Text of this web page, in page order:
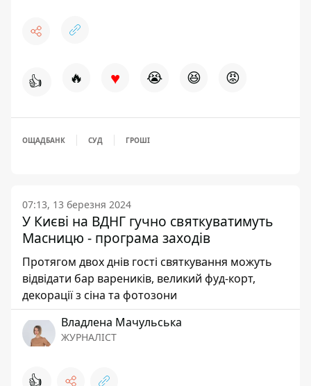
👍 🔥 ♥ 😭 😆 😡
ОЩАДБАНК СУД ГРОШІ
07:13, 13 березня 2024
У Києві на ВДНГ гучно святкуватимуть
Масницю - програма заходів
Протягом двох днів гості святкування можуть
відвідати бар вареників, великий фуд-корт,
декорації з сіна та фотозони
Владлена Мачульська
ЖУРНАЛІСТ
👍